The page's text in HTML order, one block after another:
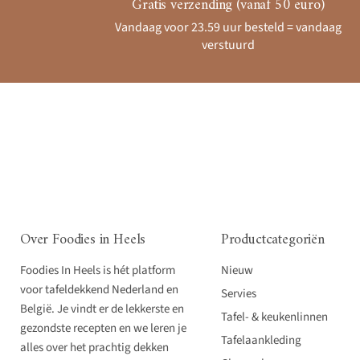
Gratis verzending (vanaf 50 euro)
Vandaag voor 23.59 uur besteld = vandaag
verstuurd
Over Foodies in Heels
Foodies In Heels is hét platform
voor tafeldekkend Nederland en
België. Je vindt er de lekkerste en
gezondste recepten en we leren je
alles over het prachtig dekken
Productcategoriën
Nieuw
Servies
Tafel- & keukenlinnen
Tafelaankleding